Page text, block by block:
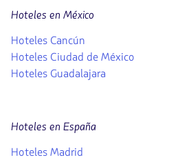
Hoteles en México
Hoteles Cancún
Hoteles Ciudad de México
Hoteles Guadalajara
Hoteles en España
Hoteles Madrid